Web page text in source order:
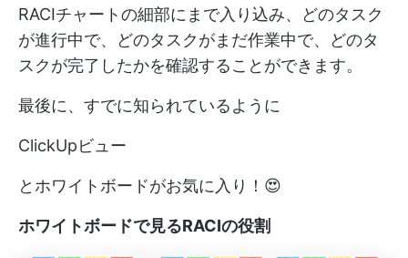
RACIチャートの細部にまで入り込み、どのタスク
が進行中で、どのタスクがまだ作業中で、どのタ
スクが完了したかを確認することができます。
最後に、すでに知られているように
ClickUpビュー
とホワイトボードがお気に入り！😍
ホワイトボードで見るRACIの役割